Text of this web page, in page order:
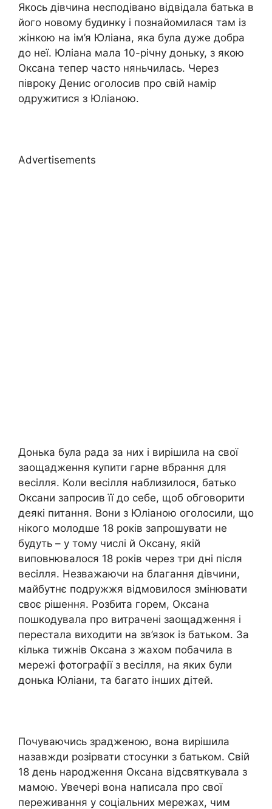
Якось дівчина несподівано відвідала батька в
його новому будинку і познайомилася там із
жінкою на ім’я Юліана, яка була дуже добра
до неї. Юліана мала 10-річну доньку, з якою
Оксана тепер часто няньчилась. Через
півроку Денис оголосив про свій намір
одружитися з Юліаною.
Advertisements
Донька була рада за них і вирішила на свої
заощадження купити гарне вбрання для
весілля. Коли весілля наблизилося, батько
Оксани запросив її до себе, щоб обговорити
деякі питання. Вони з Юліаною оголосили, що
нікого молодше 18 років запрошувати не
будуть – у тому числі й Оксану, якій
виповнювалося 18 років через три дні після
весілля. Незважаючи на благання дівчини,
майбутнє подружжя відмовилося змінювати
своє рішення. Розбита горем, Оксана
пошкодувала про витрачені заощадження і
перестала виходити на зв’язок із батьком. За
кілька тижнів Оксана з жахом побачила в
мережі фотографії з весілля, на яких були
донька Юліани, та багато інших дітей.
Почуваючись зрадженою, вона вирішила
назавжди розірвати стосунки з батьком. Свій
18 день народження Оксана відсвяткувала з
мамою. Увечері вона написала про свої
переживання у соціальних мережах, чим